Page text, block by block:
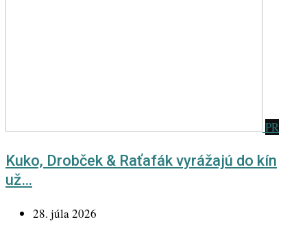
PR
Kuko, Drobček & Raťafák vyrážajú do kín
už…
28. júla 2026